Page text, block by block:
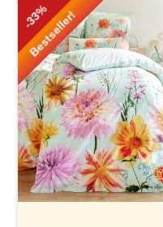
-33%
Bestseller!